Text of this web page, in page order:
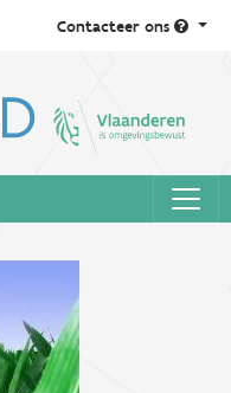
Contacteer ons